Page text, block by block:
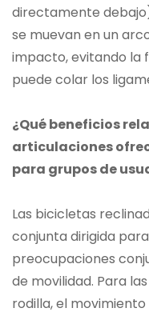
directamente
se muevan en un
impacto, evitando la
puede colar los
¿Qué beneficios
articulaciones
para grupos de
Las bicicletas
conjunta dirigida
preocupaciones
de movilidad. Para
rodilla, el